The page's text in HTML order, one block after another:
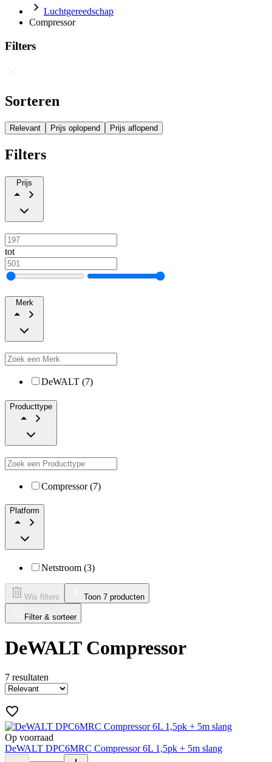
Luchtgereedschap
Compressor
Filters
Sorteren
Relevant Prijs oplopend Prijs aflopend
Filters
Prijs
tot
Merk
DeWALT (7)
Producttype
Compressor (7)
Platform
Netstroom (3)
Wis filters Toon 7 producten
Filter & sorteer
DeWALT Compressor
7 resultaten
Op voorraad
DeWALT DPC6MRC Compressor 6L 1,5pk + 5m slang